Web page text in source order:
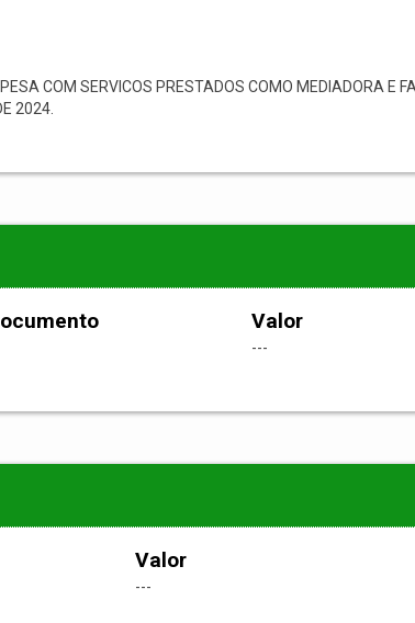
COM SERVICOS PRESTADOS COMO MEDIADORA E
2024.
Valor
---
Valor
---